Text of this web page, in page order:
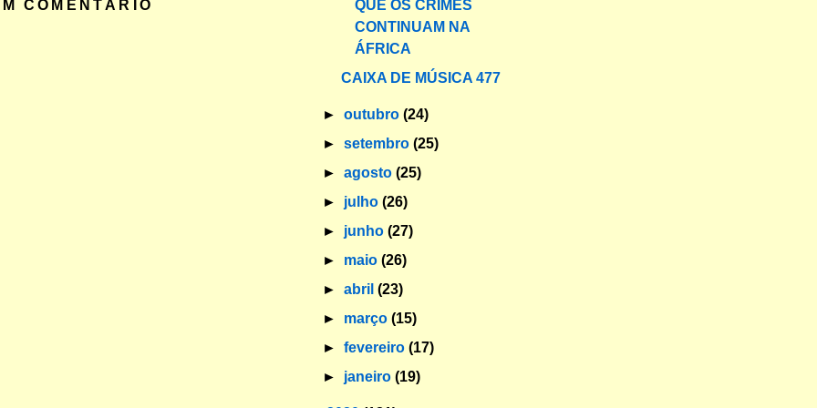
COMENTÁRIO
QUE OS CRIMES
CONTINUAM NA
ÁFRICA
CAIXA DE MÚSICA 477
►outubro(24)
►setembro(25)
►agosto(25)
► julho(26)
► junho(27)
► maio(26)
►abril(23)
► março(15)
►fevereiro(17)
► janeiro(19)